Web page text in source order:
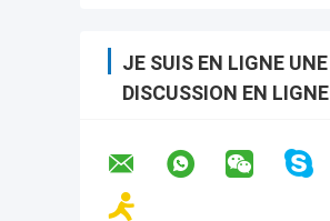
JE SUIS EN LIGNE UNE
DISCUSSION EN LIGNE